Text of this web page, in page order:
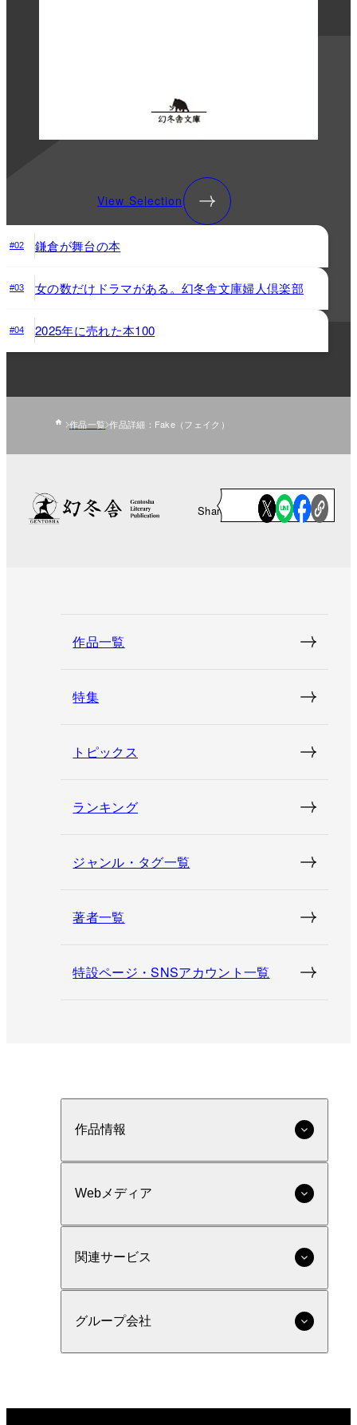
View Selection
#02 鎌倉が舞台の本
#03 女の数だけドラマがある。幻冬舎文庫婦人倶楽部
#04 2025年に売れた本100
作品一覧 作品詳細：Fake（フェイク）
Share
作品一覧
特集
トピックス
ランキング
ジャンル・タグ一覧
著者一覧
特設ページ・SNSアカウント一覧
作品情報
Webメディア
関連サービス
グループ会社